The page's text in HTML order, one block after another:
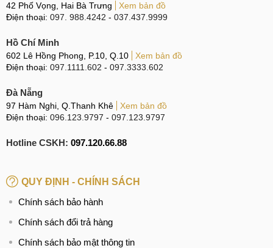
cảm ứng. Ngoài ra, hãy mở video hoặc hình ảnh có độ phân
chất lượng cao sẽ hiển thị màu sắc trung thực, không bị lệch
tông màu hoặc mất chi tiết ở các vùng sáng và tối.
Hãy thử mở các ứng dụng để xem chúng có chạy nhanh,
mượt và ổn định không. Sau đó, hãy thử mở một số ứng
dụng nặng hoặc chơi game để kiểm tra độ mượt mà. iQOO
phần mềm.
Trong quá trình dùng thử, hãy chú ý xem mức pin có bị giảm
nhanh không. Vì thiết bị có pin dung lượng lớn 8000mAh
nên pin không bị hao nhanh.
42 Phố Vọng, Hai Bà Trưng
Xem bản đồ
Điện thoại: 097. 988.4242 - 037.437.9999
Hồ Chí Minh
602 Lê Hồng Phong, P.10, Q.10
Xem bản đồ
Điện thoại: 097.1111.602 - 097.3333.602
Đà Nẵng
97 Hàm Nghi, Q.Thanh Khê
Xem bản đồ
Điện thoại: 096.123.9797 - 097.123.9797
Hotline CSKH: 097.120.66.88
QUY ĐỊNH - CHÍNH SÁCH
Chính sách bảo hành
Chính sách đổi trả hàng
Chính sách bảo mật thông tin